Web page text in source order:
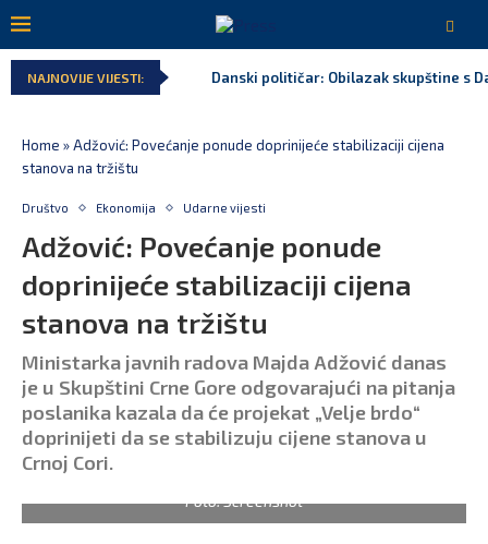
NAJNOVIJE VIJESTI: Danski političar: Obilazak skupštine s
Home »Adžović: Povećanje ponude doprinijeće stabilizaciji cijena
stanova na tržištu
Društvo Ekonomija Udarne vijesti
Adžović: Povećanje ponude
doprinijeće stabilizaciji cijena
stanova na tržištu
Ministarka javnih radova Majda Adžović danas
je u Skupštini Crne Gore odgovarajući na pitanja
poslanika kazala da će projekat „Velje brdo“
doprinijeti da se stabilizuju cijene stanova u
Crnoj Cori.
Foto: Screenshot